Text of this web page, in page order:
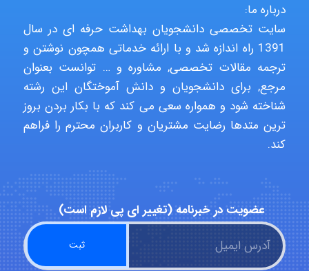
Alirez0990
hosein abdolvand
Kati
emami
درباره ما:
سایت تخصصی دانشجویان بهداشت حرفه ای در سال
1391 راه اندازه شد و با ارائه خدماتی همچون نوشتن و
ترجمه مقالات تخصصی, مشاوره و … توانست بعنوان
مرجع, برای دانشجویان و دانش آموختگان این رشته
شناخته شود و همواره سعی می کند که با بکار بردن بروز
ترین متدها رضایت مشتریان و کاربران محترم را فراهم
کند.
عضویت در خبرنامه (تغییر ای پی لازم است)